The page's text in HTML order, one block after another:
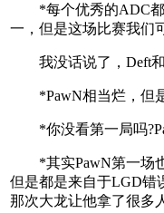
*每个优秀的ADC都
一，但是这场比赛我们
我没话说了，Deft和
*PawN相当烂，但是
*你没看第一局吗
*其实PawN第一场也
但是都是来自于LGD错
那次大龙让他拿了很多